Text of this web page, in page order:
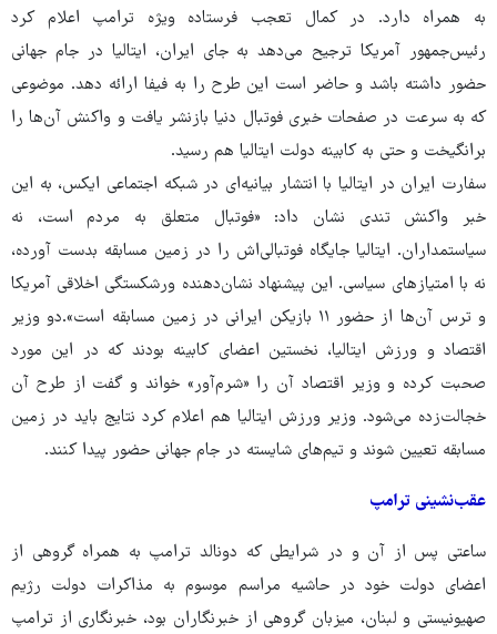
به همراه دارد. در کمال تعجب فرستاده ویژه ترامپ اعلام کرد
رئیس‌جمهور آمریکا ترجیح می‌دهد به جای ایران، ایتالیا در جام جهانی
حضور داشته باشد و حاضر است این طرح را به فیفا ارائه دهد. موضوعی
که به سرعت در صفحات خبری فوتبال دنیا بازنشر یافت و واکنش آن‌ها را
برانگیخت و حتی به کابینه دولت ایتالیا هم رسید.
سفارت ایران در ایتالیا با انتشار بیانیه‌ای در شبکه اجتماعی ایکس، به این
خبر واکنش تندی نشان داد: «فوتبال متعلق به مردم است، نه
سیاستمداران. ایتالیا جایگاه فوتبالی‌اش را در زمین مسابقه بدست آورده،
نه با امتیازهای سیاسی. این پیشنهاد نشان‌دهنده ورشکستگی اخلاقی آمریکا
و ترس آن‌ها از حضور ۱۱ بازیکن ایرانی در زمین مسابقه است».دو وزیر
اقتصاد و ورزش ایتالیا، نخستین اعضای کابینه بودند که در این مورد
صحبت کرده و وزیر اقتصاد آن را «شرم‌آور» خواند و گفت از طرح آن
خجالت‌زده می‌شود. وزیر ورزش ایتالیا هم اعلام کرد نتایج باید در زمین
مسابقه تعیین شوند و تیم‌های شایسته در جام جهانی حضور پیدا کنند.
عقب‌نشینی ترامپ
ساعتی پس از آن و در شرایطی که دونالد ترامپ به همراه گروهی از
اعضای دولت خود در حاشیه مراسم موسوم به مذاکرات دولت رژیم
صهیونیستی و لبنان، میزبان گروهی از خبرنگاران بود، خبرنگاری از ترامپ